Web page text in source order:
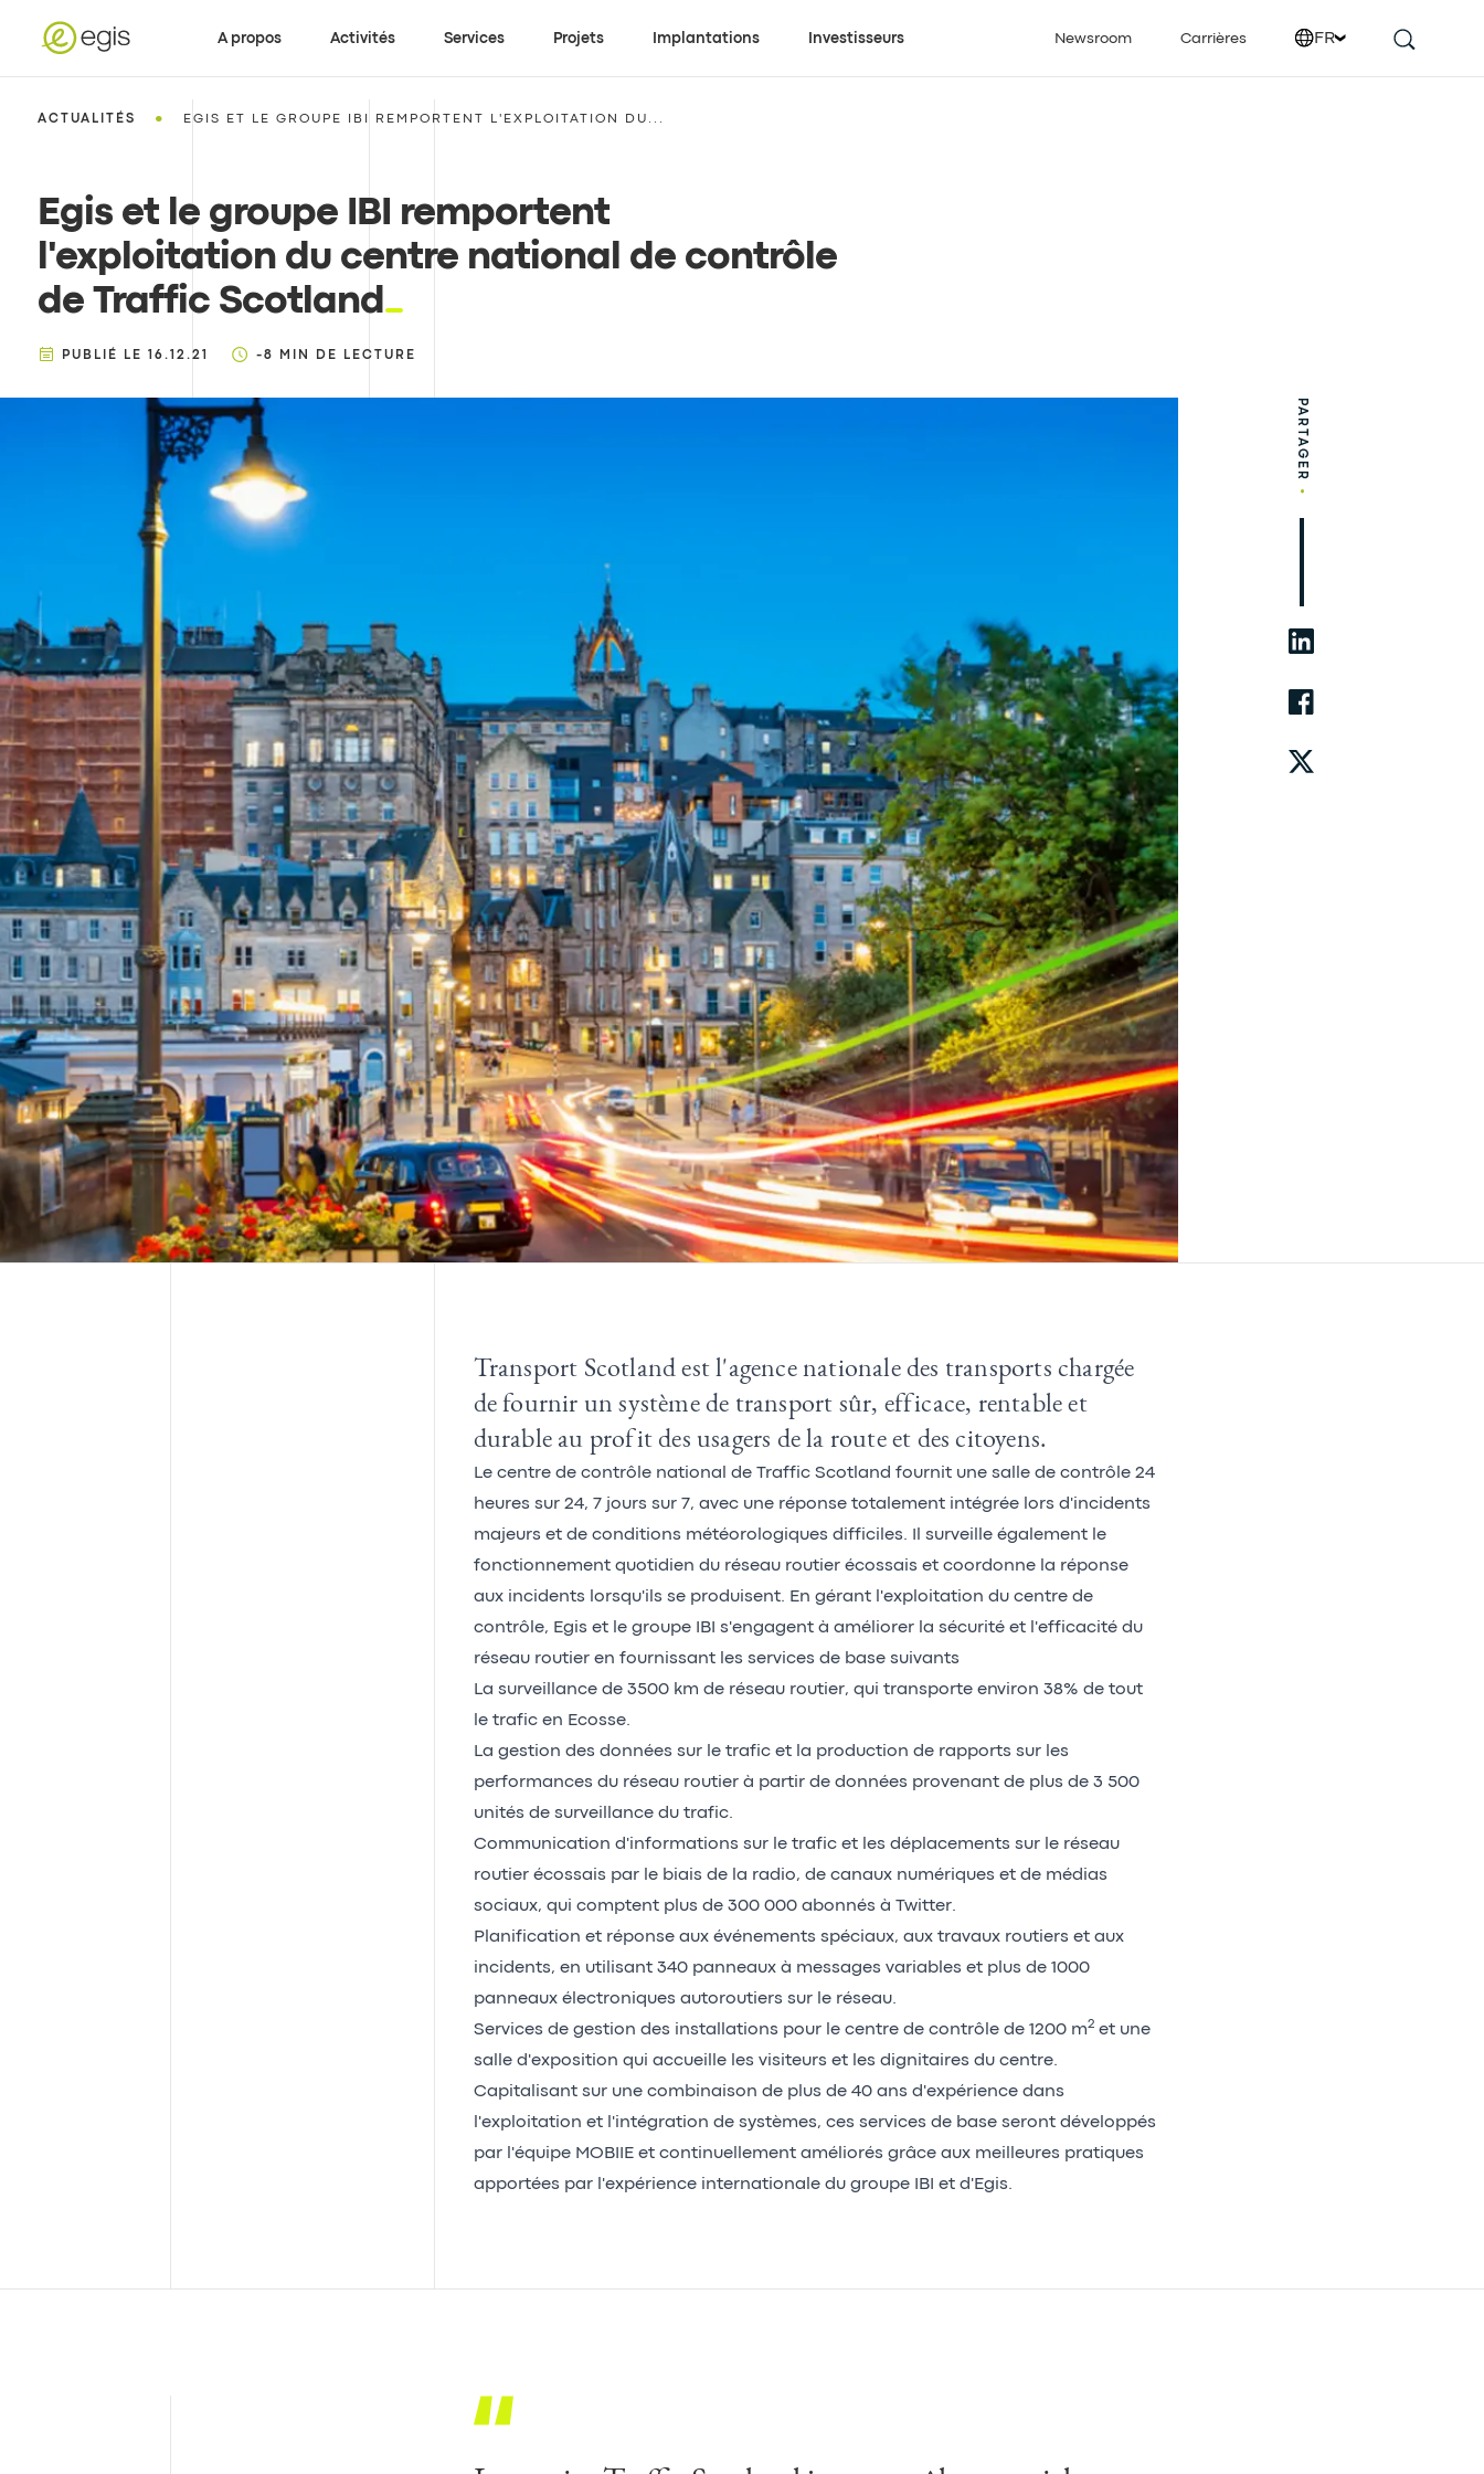
A propos Activités Services Projets Implantations Investisseurs Newsroom Carrières FR
ACTUALITÉS • EGIS ET LE GROUPE IBI REMPORTENT L'EXPLOITATION DU...
Egis et le groupe IBI remportent
l'exploitation du centre national de contrôle
de Traffic Scotland
PUBLIÉ LE 16.12.21 -8 MIN DE LECTURE
PARTAGER
•
Transport Scotland est l'agence nationale des transports chargée
de fournir un système de transport sûr, efficace, rentable et
durable au profit des usagers de la route et des citoyens.
Le centre de contrôle national de Traffic Scotland fournit une salle de contrôle 24
heures sur 24, 7 jours sur 7, avec une réponse totalement intégrée lors d'incidents
majeurs et de conditions météorologiques difficiles. Il surveille également le
fonctionnement quotidien du réseau routier écossais et coordonne la réponse
aux incidents lorsqu'ils se produisent. En gérant l'exploitation du centre de
contrôle, Egis et le groupe IBI s'engagent à améliorer la sécurité et l'efficacité du
réseau routier en fournissant les services de base suivants
La surveillance de 3500 km de réseau routier, qui transporte environ 38% de tout
le trafic en Ecosse.
La gestion des données sur le trafic et la production de rapports sur les
performances du réseau routier à partir de données provenant de plus de 3 500
unités de surveillance du trafic.
Communication d'informations sur le trafic et les déplacements sur le réseau
routier écossais par le biais de la radio, de canaux numériques et de médias
sociaux, qui comptent plus de 300 000 abonnés à Twitter.
Planification et réponse aux événements spéciaux, aux travaux routiers et aux
incidents, en utilisant 340 panneaux à messages variables et plus de 1000
panneaux électroniques autoroutiers sur le réseau.
Services de gestion des installations pour le centre de contrôle de 1200 m2et une
salle d'exposition qui accueille les visiteurs et les dignitaires du centre.
Capitalisant sur une combinaison de plus de 40 ans d'expérience dans
l'exploitation et l'intégration de systèmes, ces services de base seront développés
par l'équipe MOBIIE et continuellement améliorés grâce aux meilleures pratiques
apportées par l'expérience internationale du groupe IBI et d'Egis.